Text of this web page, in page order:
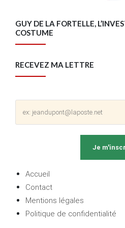
GUY DE LA FORTELLE,
COSTUME
RECEVEZ MA LETTRE
Accueil
Contact
Mentions légales
Politique de confidentialité